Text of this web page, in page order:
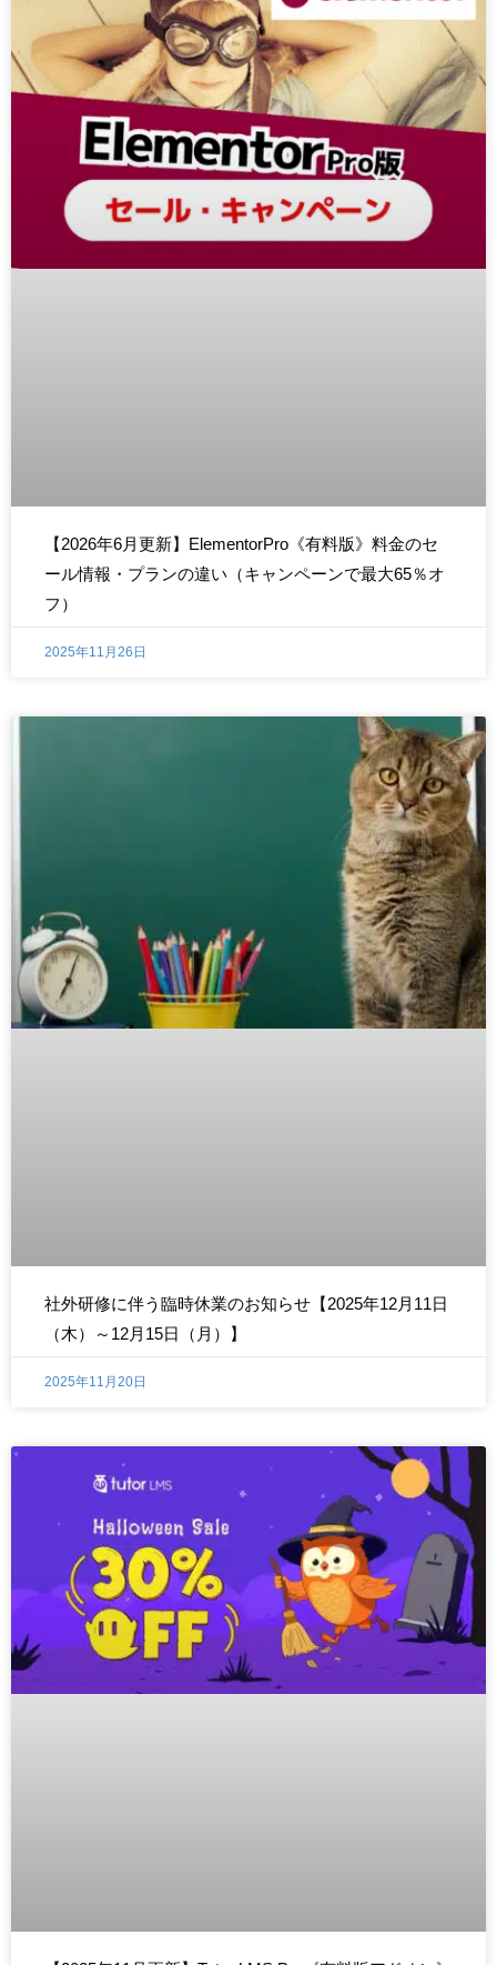
【2026年6月更新】ElementorPro《有料版》料金のセ
ール情報・プランの違い（キャンペーンで最大65％オ
フ）
2025年11月26日
社外研修に伴う臨時休業のお知らせ【2025年12月11日
（木）～12月15日（月）】
2025年11月20日